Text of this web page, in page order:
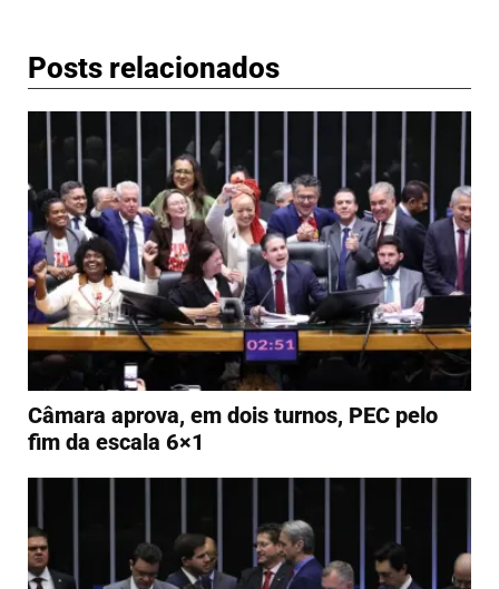
Posts relacionados
Câmara aprova, em dois turnos, PEC pelo
fim da escala 6×1